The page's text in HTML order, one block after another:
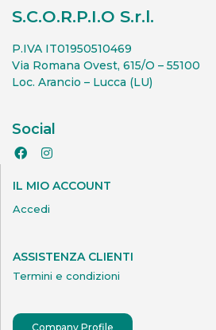
S.C.O.R.P.I.O S.r.l.
P.IVA IT01950510469
Via Romana Ovest, 615/O – 55100
Loc. Arancio – Lucca (LU)
Social
IL MIO ACCOUNT
Accedi
ASSISTENZA CLIENTI
Termini e condizioni
Company Profile